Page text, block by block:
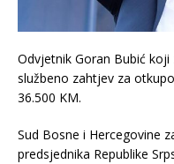
Odvjetnik Goran Bubić
službeno zahtjev za
36.500 KM.
Sud Bosne i Hercegovine
predsjednika Republike